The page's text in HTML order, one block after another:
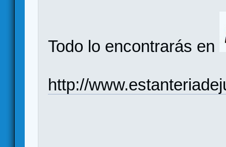
Todo lo encontrarás en
http://